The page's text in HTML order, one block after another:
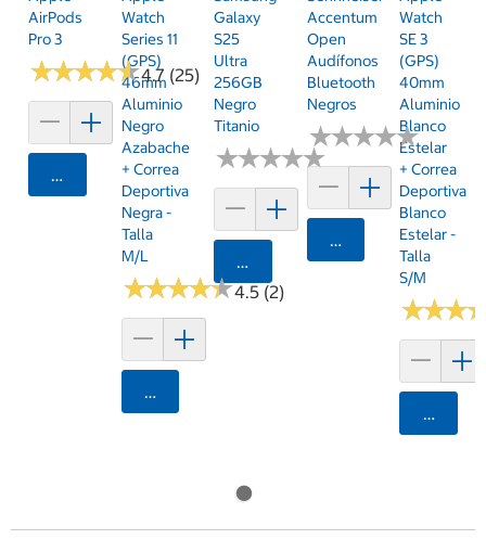
AirPods
Pro 3
★★★★★
★★★★★4.7 (25)
Agregar
Watch
Series 11
(GPS)
46mm
Aluminio
Negro
Azabache
+ Correa
Deportiva
Negra -
Talla
M/L
★★★★★
★★★★★4.5 (2)
Agregar
Galaxy
S25
Ultra
256GB
Negro
Titanio
★★★★★
★★★★★
Agregar
Accentum
Open
Audífonos
Bluetooth
Negros
★★★★★
★★★★★
Agregar
Watch
SE 3
(GPS)
40mm
Aluminio
Blanco
Estelar
+ Correa
Deportiva
Blanco
Estelar -
Talla
S/M
★★★
★★★